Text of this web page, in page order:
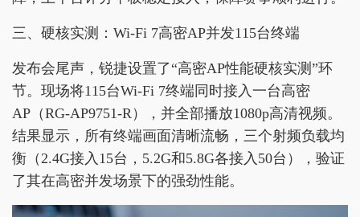
三、硬核实测：Wi-Fi 7高密AP并发115台终端
发布会尾声，锐捷设置了“高密AP性能硬核实测”环
节。现场将115台Wi-Fi 7终端同时接入一台高密
AP（RG-AP9751-R），并全部播放1080p高清视频。
结果显示，所有终端画面清晰流畅，三个射频负载均
衡（2.4G接入15台，5.2G和5.8G各接入50台），验证
了其在高密并发场景下的强劲性能。